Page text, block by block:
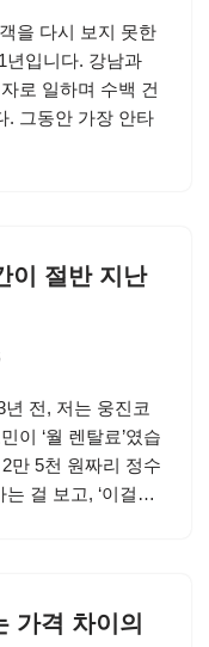
을 다시 보지 못한
년입니다. 강남과
로 일하며 수백 건
. 그동안 가장 안타
이 절반 지난
전, 저는 웅진코
이 ‘월 렌탈료’였습
만 5천 원짜리 정수
는 걸 보고, ‘이걸…
가격 차이의